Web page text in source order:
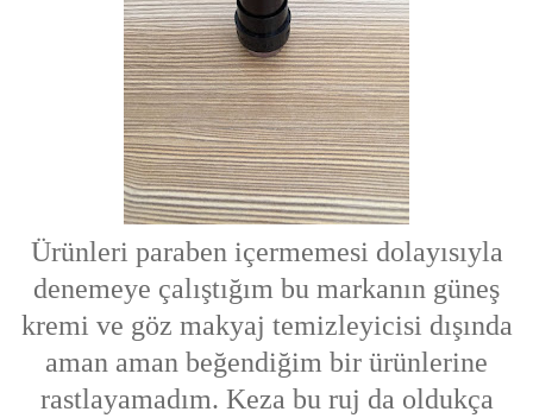
Ürünleri paraben içermemesi dolayısıyla
denemeye çalıştığım bu markanın güneş
kremi ve göz makyaj temizleyicisi dışında
aman aman beğendiğim bir ürünlerine
rastlayamadım. Keza bu ruj da oldukça